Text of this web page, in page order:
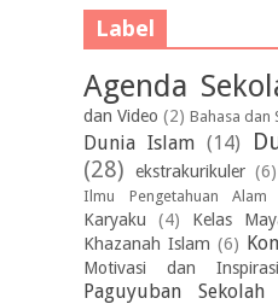
Label
Agenda
dan Video (2) Bahasa dan
Dunia Islam (14)
(28)
ekstrakurikuler (6)
Ilmu Pengetahuan Alam
Karyaku (4) Kelas
Khazanah Islam (6)
Motivasi dan Inspirasi
Paguyuban Sekolah